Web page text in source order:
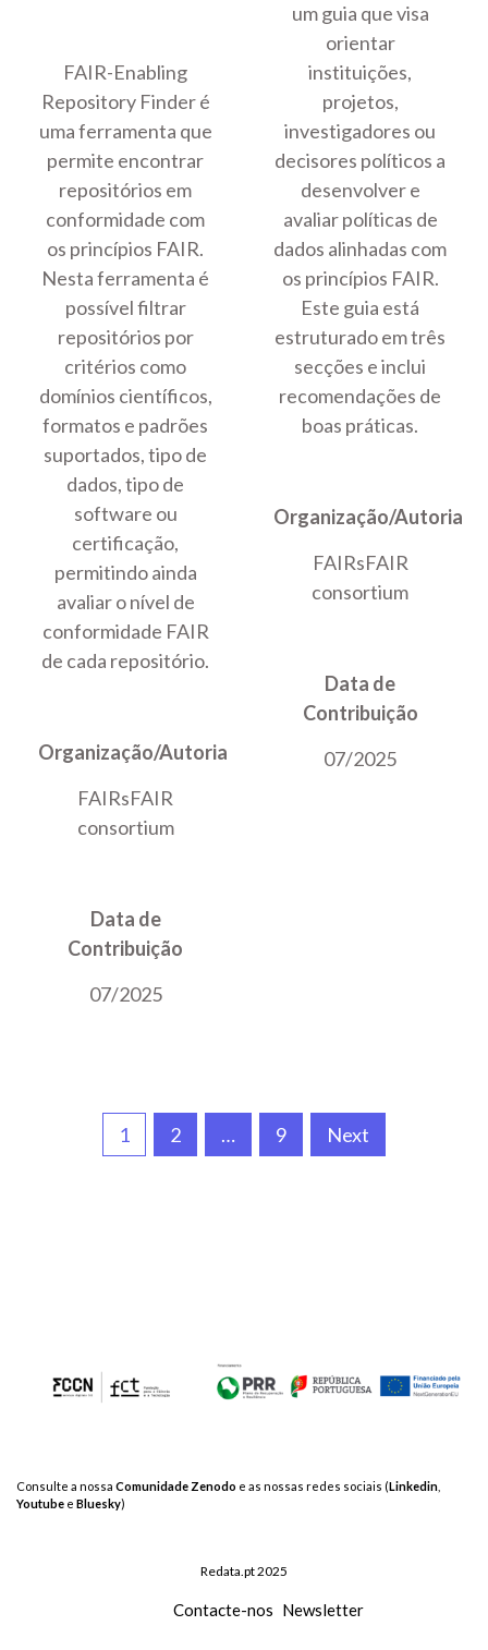
um guia que visa
orientar
instituições,
projetos,
investigadores ou
decisores políticos a
desenvolver e
avaliar políticas de
dados alinhadas com
os princípios FAIR.
Este guia está
estruturado em três
secções e inclui
recomendações de
boas práticas.
Organização/Autoria
FAIRsFAIR
consortium
Data de
Contribuição
07/2025
FAIR-Enabling
Repository Finder é
uma ferramenta que
permite encontrar
repositórios em
conformidade com
os princípios FAIR.
Nesta ferramenta é
possível filtrar
repositórios por
critérios como
domínios científicos,
formatos e padrões
suportados, tipo de
dados, tipo de
software ou
certificação,
permitindo ainda
avaliar o nível de
conformidade FAIR
de cada repositório.
Organização/Autoria
FAIRsFAIR
consortium
Data de
Contribuição
07/2025
Paginação
1 2 … 9 Next
Consulte a nossa Comunidade Zenodo e as nossas redes sociais (Linkedin
Youtube e Bluesky)
Redata.pt 2025
Contacte-nos Newsletter